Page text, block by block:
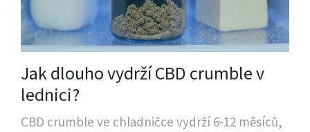
Jak dlouho vydrží CBD crumble v
lednici?
CBD crumble ve chladničce vydrží 6-12 měsíců,